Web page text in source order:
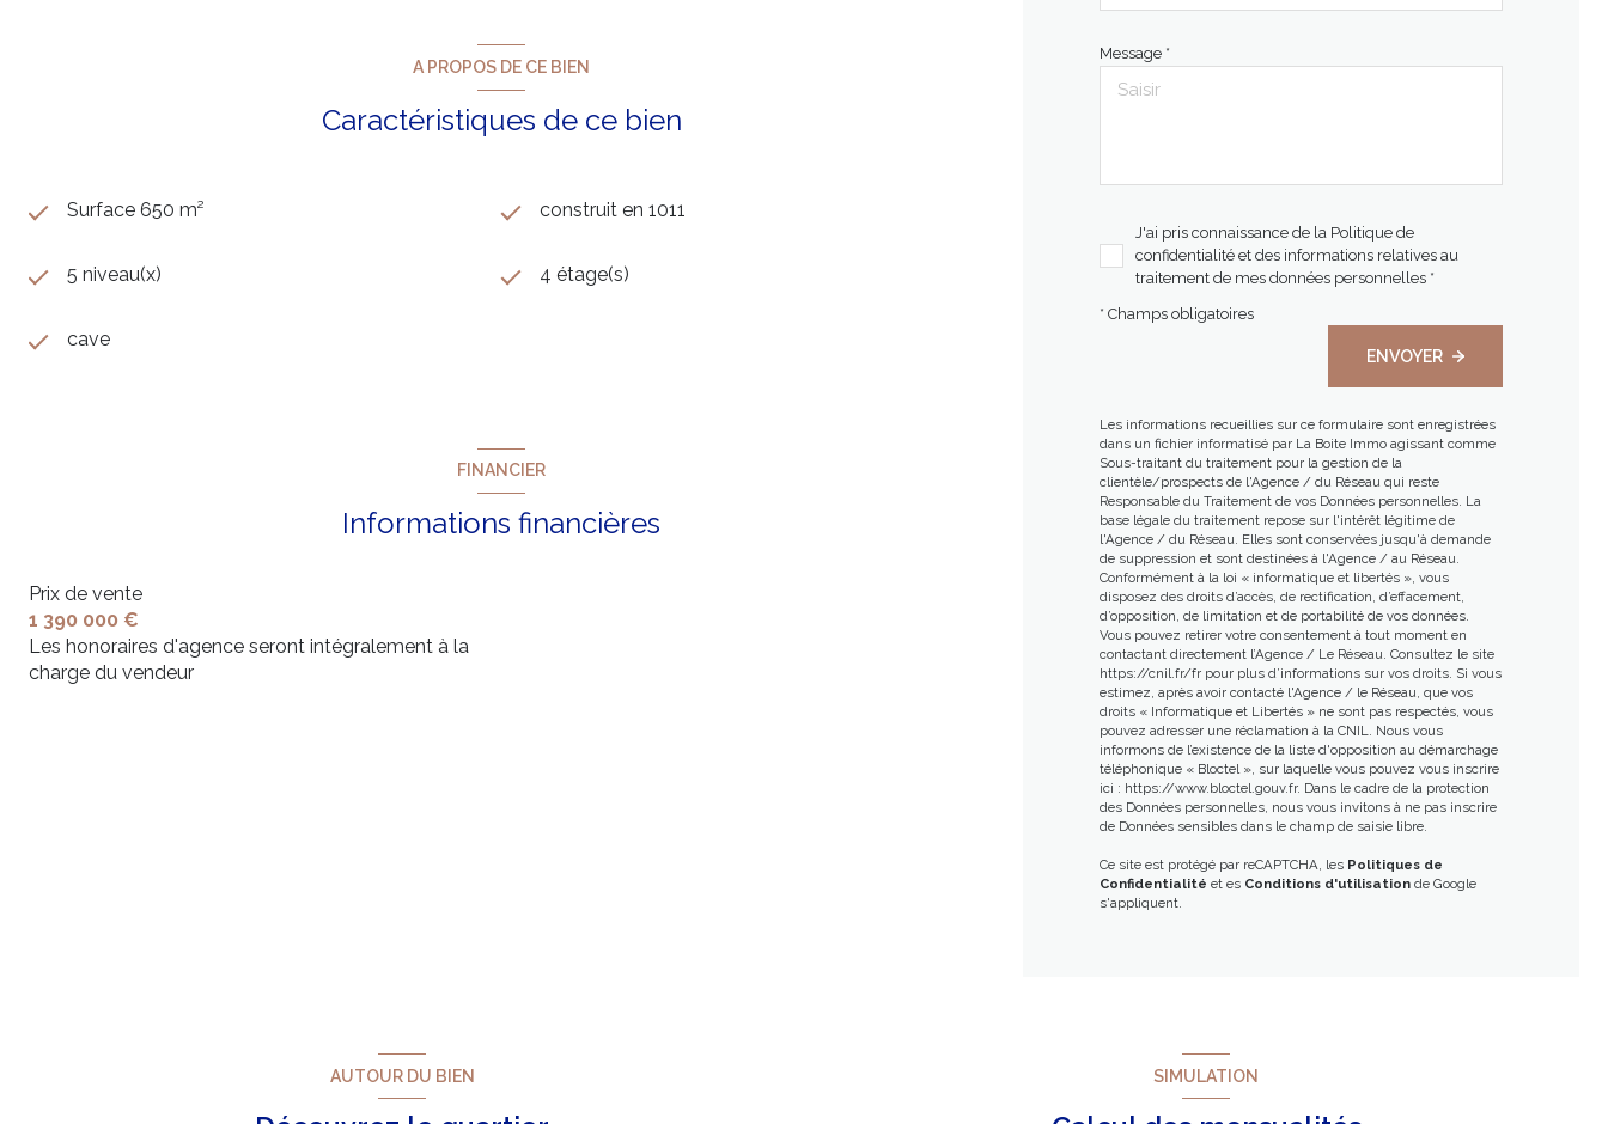
A PROPOS DE CE BIEN
Caractéristiques de ce bien
Surface 650 m² construit en 1011
5 niveau(x) 4 étage(s)
cave
FINANCIER
Informations financières
Prix de vente
1 390 000 €
Les honoraires d'agence seront intégralement à la
charge du vendeur
Message *
J'ai pris connaissance de la Politique de
confidentialité et des informations relatives au
traitement de mes données personnelles *
* Champs obligatoires
ENVOYER
Les informations recueillies sur ce formulaire sont enregistrées
dans un fichier informatisé par La Boite Immo agissant comme
Sous-traitant du traitement pour la gestion de la
clientèle/prospects de l'Agence / du Réseau qui reste
Responsable du Traitement de vos Données personnelles. La
base légale du traitement repose sur l'intérêt légitime de
l'Agence / du Réseau. Elles sont conservées jusqu'à demande
de suppression et sont destinées à l'Agence / au Réseau.
Conformément à la loi « informatique et libertés », vous
disposez des droits d’accès, de rectification, d’effacement,
d’opposition, de limitation et de portabilité de vos données.
Vous pouvez retirer votre consentement à tout moment en
contactant directement l’Agence / Le Réseau. Consultez le site
https://cnil.fr/frpour plus d’informations sur vos droits. Si vous
estimez, après avoir contacté l'Agence / le Réseau, que vos
droits « Informatique et Libertés » ne sont pas respectés, vous
pouvez adresser une réclamation à la CNIL. Nous vous
informons de l’existence de la liste d'opposition au démarchage
téléphonique « Bloctel », sur laquelle vous pouvez vous inscrire
ici : https://www.bloctel.gouv.fr. Dans le cadre de la protection
des Données personnelles, nous vous invitons à ne pas inscrire
de Données sensibles dans le champ de saisie libre.
Ce site est protégé par reCAPTCHA, les Politiques de
Confidentialité et es Conditions d'utilisationde Google
s'appliquent.
AUTOUR DU BIEN SIMULATION